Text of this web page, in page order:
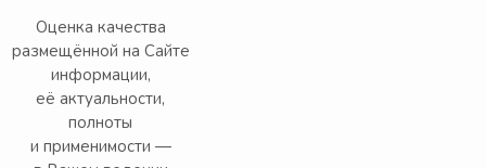
Оценка качества
размещённой на Сайте
информации,
её актуальности,
полноты
и применимости —